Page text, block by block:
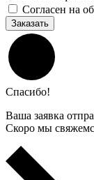
Согласен на
Заказать
Спасибо!
Ваша заявка
Скоро мы